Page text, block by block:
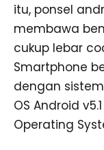
itu, ponsel
membawa
cukup lebar
Smartphone
dengan
OS Android
Operating